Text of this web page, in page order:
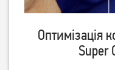
Оптимізація
Super